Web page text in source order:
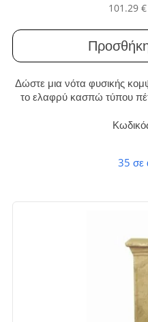
101.29 €
Δώστε μια νότα φυσικής
το ελαφρύ κασπώ τύπου
πέτρας χωρίς το βάρος,
35 σε